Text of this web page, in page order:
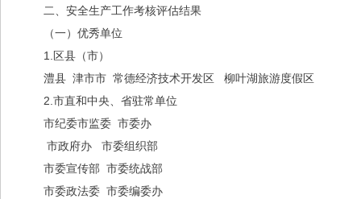
二、安全生产工作考核评估结果
（一）优秀单位
1.区县（市）
澧县 津市市 常德经济技术开发区 柳叶湖旅游度假区
2.市直和中央、省驻常单位
市纪委市监委 市委办
市政府办 市委组织部
市委宣传部 市委统战部
市委政法委 市委编委办